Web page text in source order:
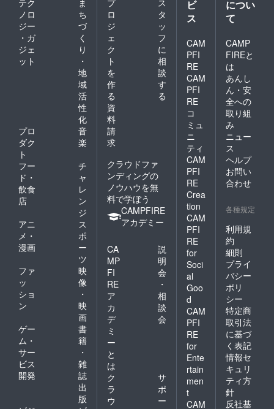
テク
ノロ
ジー
・ガ
ジェ
ット
ま
ち
づ
く
り
・
地
域
活
性
化
プロ
ダク
ト
音
楽
フー
ド・
飲食
店
チ
ャ
レ
ン
ジ
アニ
メ・
漫画
ス
ポ
ー
ツ
ファ
ッ
ショ
ン
映
像
・
映
画
ゲー
ム・
サー
ビス
開発
書
籍
・
雑
誌
出
版
プ
ロ
ジ
ェ
ク
ト
を
作
る
ス
タ
ッ
フ
に
相
談
す
る
資
料
請
求
クラウドファ
ンディングの
ノウハウを無
料で学ぼう
CAMPFIRE
アカデミー
CA
MP
FI
RE
ア
カ
デ
ミ
ー
と
は
説
明
会
・
相
談
会
ク
ラ
ウ
サ
ポ
ー
ビ
ス
CAM
PFI
RE
CAM
PFI
RE
コ
ミュ
ニ
ティ
CAM
PFI
RE
Crea
tion
CAM
PFI
RE
for
Soci
al
Goo
d
CAM
PFI
RE
for
Ente
rtain
men
t
CAM
につい
て
CAMP
FIREと
は
あんし
ん・安
全への
取り組
み
ニュー
ス
ヘルプ
お問い
合わせ
各種規定
利用規
約
細則
プライ
バシー
ポリ
シー
特定商
取引法
に基づ
く表記
情報セ
キュリ
ティ方
針
反社基